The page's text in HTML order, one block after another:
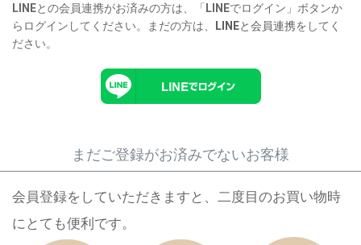
LINEとの会員連携がお済みの方は、「LINEでログイン」ボタンか
らログインしてください。まだの方は、
LINEと会員連携をしてく
ださい。
まだご登録がお済みでないお客様
会員登録をしていただきますと、二度目のお買い物時
にとても便利です。